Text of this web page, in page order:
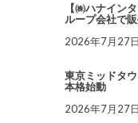
【㈱ハナイン
ループ会社で
2026年7月27日
東京ミッドタ
本格始動
2026年7月27日